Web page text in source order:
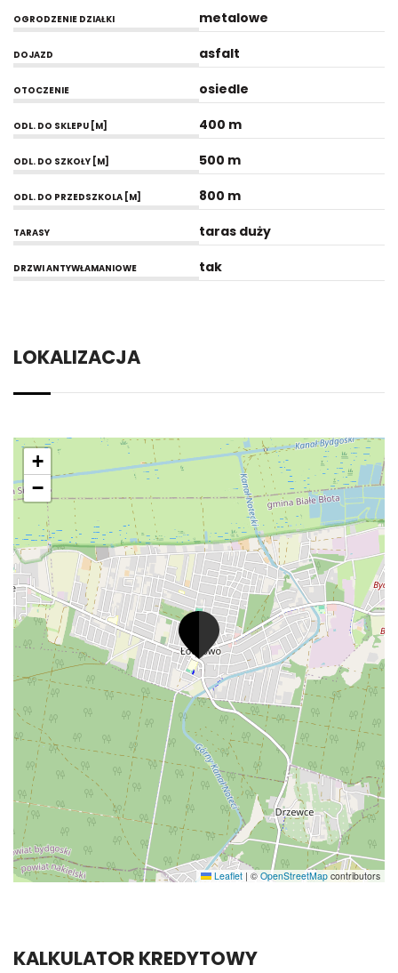
OGRODZENIE DZIAŁKI metalowe
DOJAZD asfalt
OTOCZENIE osiedle
ODL. DO SKLEPU [M] 400 m
ODL. DO SZKOŁY [M] 500 m
ODL. DO PRZEDSZKOLA [M] 800 m
TARASY taras duży
DRZWI ANTYWŁAMANIOWE tak
LOKALIZACJA
+
−
Leaflet | © OpenStreetMap contributors
KALKULATOR KREDYTOWY